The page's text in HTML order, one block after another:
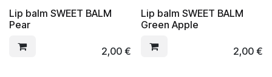
Lip balm SWEET BALM
Pear
2,00€
Lip balm SWEET BALM
Green Apple
2,00€